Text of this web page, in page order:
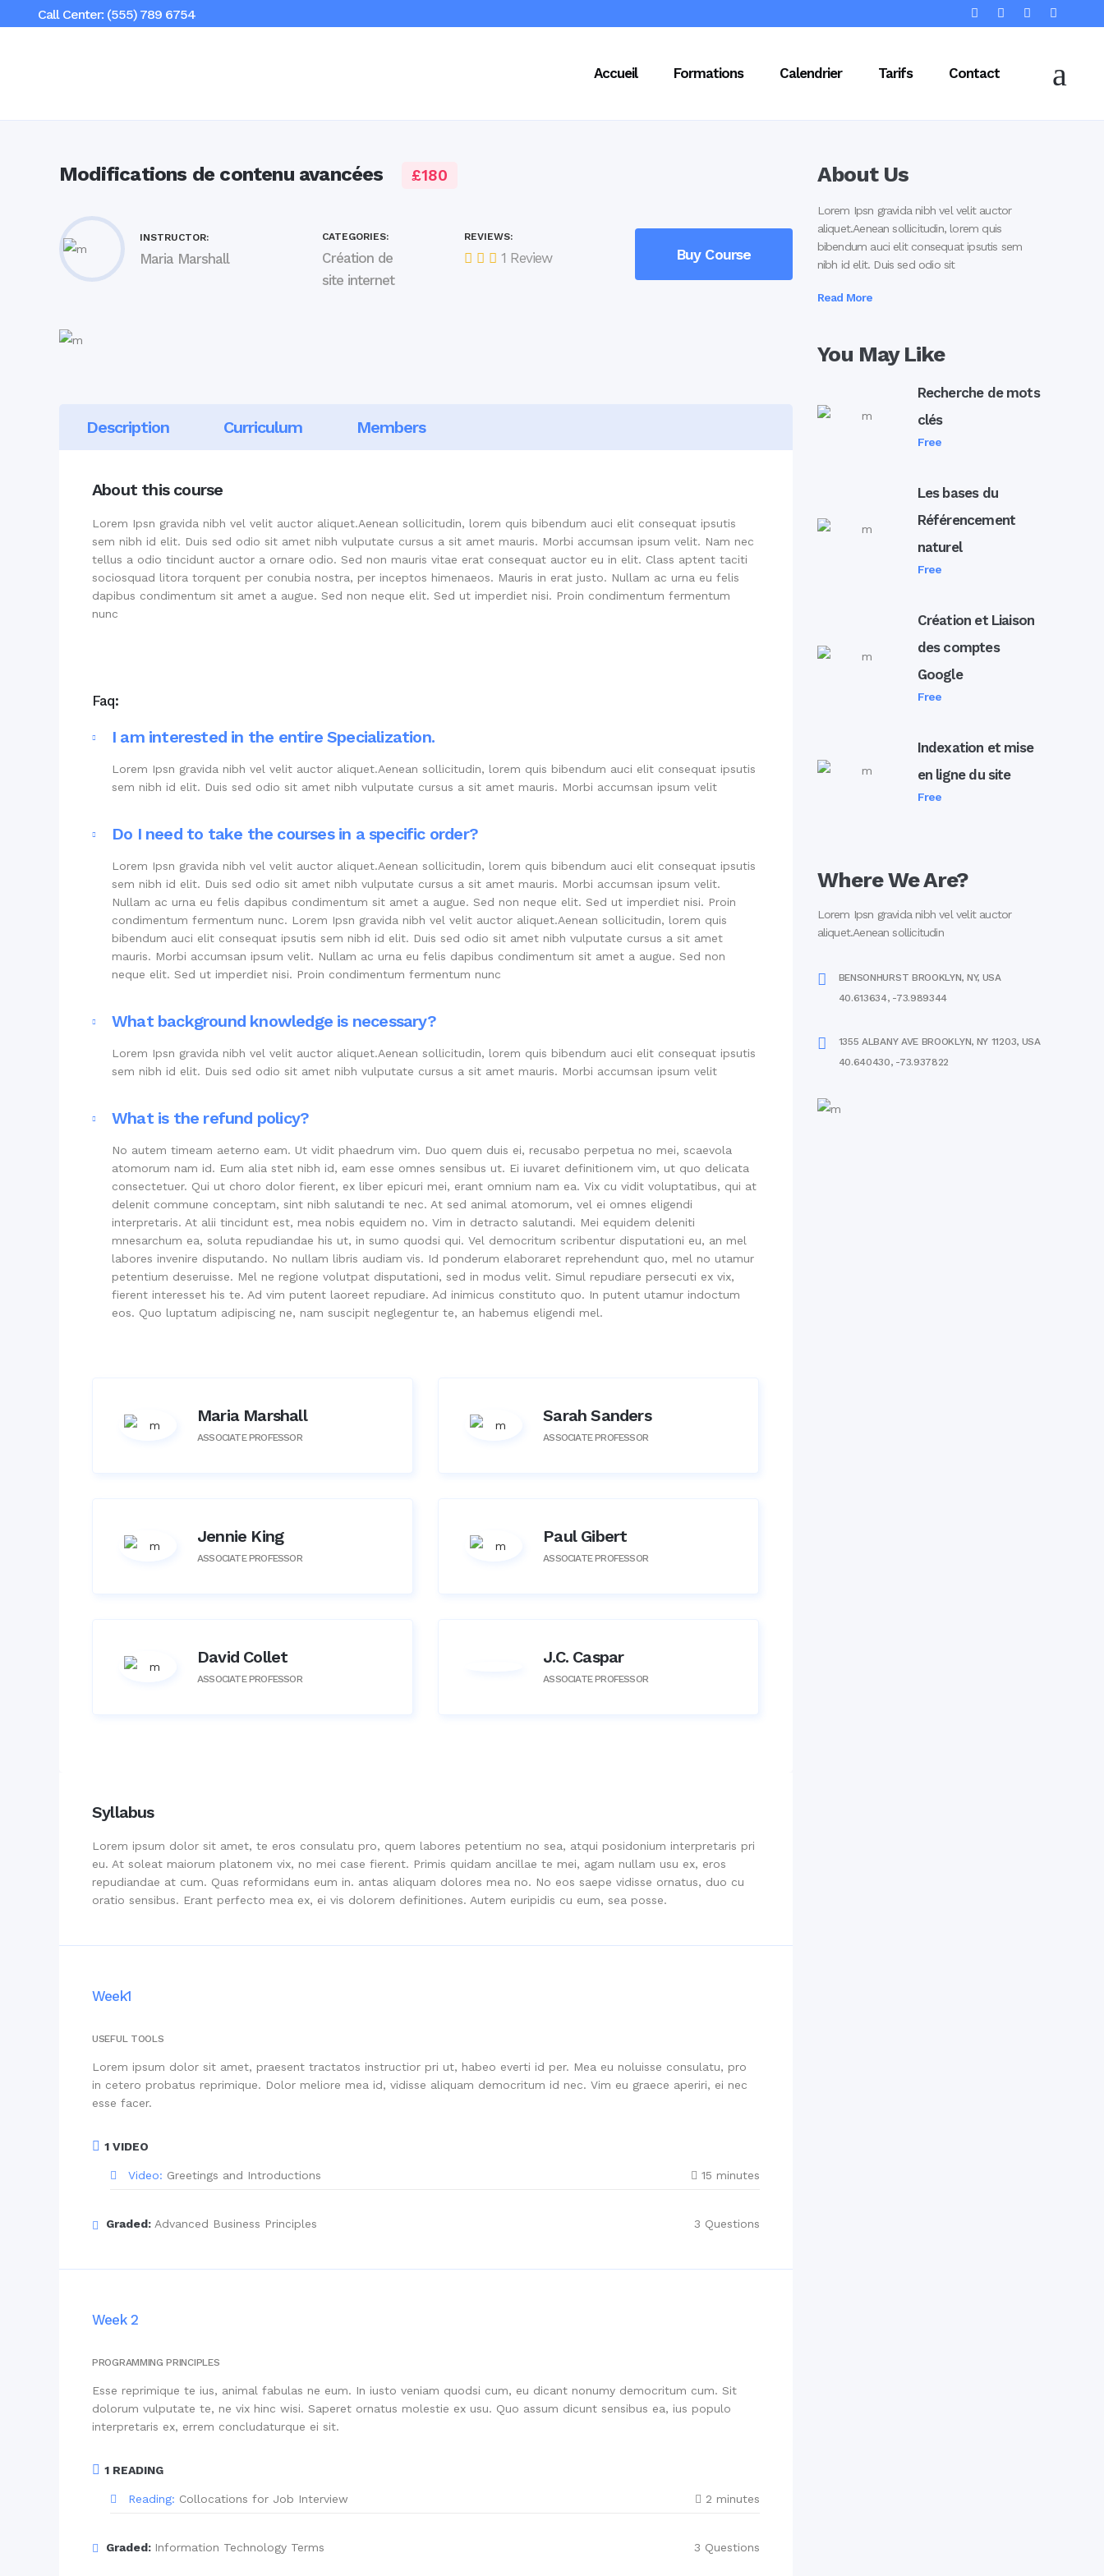
Call Center: (555) 789 6754
Accueil Formations Calendrier Tarifs Contact
Modifications de contenu avancées £180
INSTRUCTOR:
Maria Marshall
CATEGORIES:
Création de
site internet
REVIEWS:
1 Review Buy Course
Description Curriculum Members
About this course
Lorem Ipsn gravida nibh vel velit auctor aliquet.Aenean sollicitudin, lorem quis bibendum auci elit consequat ipsutis
sem nibh id elit. Duis sed odio sit amet nibh vulputate cursus a sit amet mauris. Morbi accumsan ipsum velit. Nam nec
tellus a odio tincidunt auctor a ornare odio. Sed non mauris vitae erat consequat auctor eu in elit. Class aptent taciti
sociosquad litora torquent per conubia nostra, per inceptos himenaeos. Mauris in erat justo. Nullam ac urna eu felis
dapibus condimentum sit amet a augue. Sed non neque elit. Sed ut imperdiet nisi. Proin condimentum fermentum
nunc
Faq:
I am interested in the entire Specialization.
Lorem Ipsn gravida nibh vel velit auctor aliquet.Aenean sollicitudin, lorem quis bibendum auci elit consequat ipsutis
sem nibh id elit. Duis sed odio sit amet nibh vulputate cursus a sit amet mauris. Morbi accumsan ipsum velit
Do I need to take the courses in a specific order?
Lorem Ipsn gravida nibh vel velit auctor aliquet.Aenean sollicitudin, lorem quis bibendum auci elit consequat ipsutis
sem nibh id elit. Duis sed odio sit amet nibh vulputate cursus a sit amet mauris. Morbi accumsan ipsum velit.
Nullam ac urna eu felis dapibus condimentum sit amet a augue. Sed non neque elit. Sed ut imperdiet nisi. Proin
condimentum fermentum nunc. Lorem Ipsn gravida nibh vel velit auctor aliquet.Aenean sollicitudin, lorem quis
bibendum auci elit consequat ipsutis sem nibh id elit. Duis sed odio sit amet nibh vulputate cursus a sit amet
mauris. Morbi accumsan ipsum velit. Nullam ac urna eu felis dapibus condimentum sit amet a augue. Sed non
neque elit. Sed ut imperdiet nisi. Proin condimentum fermentum nunc
What background knowledge is necessary?
Lorem Ipsn gravida nibh vel velit auctor aliquet.Aenean sollicitudin, lorem quis bibendum auci elit consequat ipsutis
sem nibh id elit. Duis sed odio sit amet nibh vulputate cursus a sit amet mauris. Morbi accumsan ipsum velit
What is the refund policy?
No autem timeam aeterno eam. Ut vidit phaedrum vim. Duo quem duis ei, recusabo perpetua no mei, scaevola
atomorum nam id. Eum alia stet nibh id, eam esse omnes sensibus ut. Ei iuvaret definitionem vim, ut quo delicata
consectetuer. Qui ut choro dolor fierent, ex liber epicuri mei, erant omnium nam ea. Vix cu vidit voluptatibus, qui at
delenit commune conceptam, sint nibh salutandi te nec. At sed animal atomorum, vel ei omnes eligendi
interpretaris. At alii tincidunt est, mea nobis equidem no. Vim in detracto salutandi. Mei equidem deleniti
mnesarchum ea, soluta repudiandae his ut, in sumo quodsi qui. Vel democritum scribentur disputationi eu, an mel
labores invenire disputando. No nullam libris audiam vis. Id ponderum elaboraret reprehendunt quo, mel no utamur
petentium deseruisse. Mel ne regione volutpat disputationi, sed in modus velit. Simul repudiare persecuti ex vix,
fierent interesset his te. Ad vim putent laoreet repudiare. Ad inimicus constituto quo. In putent utamur indoctum
eos. Quo luptatum adipiscing ne, nam suscipit neglegentur te, an habemus eligendi mel.
Maria Marshall
ASSOCIATE PROFESSOR
Sarah Sanders
ASSOCIATE PROFESSOR
Jennie King
ASSOCIATE PROFESSOR
Paul Gibert
ASSOCIATE PROFESSOR
David Collet
ASSOCIATE PROFESSOR
J.C. Caspar
ASSOCIATE PROFESSOR
Syllabus
Lorem ipsum dolor sit amet, te eros consulatu pro, quem labores petentium no sea, atqui posidonium interpretaris pri
eu. At soleat maiorum platonem vix, no mei case fierent. Primis quidam ancillae te mei, agam nullam usu ex, eros
repudiandae at cum. Quas reformidans eum in. antas aliquam dolores mea no. No eos saepe vidisse ornatus, duo cu
oratio sensibus. Erant perfecto mea ex, ei vis dolorem definitiones. Autem euripidis cu eum, sea posse.
Week1
USEFUL TOOLS
Lorem ipsum dolor sit amet, praesent tractatos instructior pri ut, habeo everti id per. Mea eu noluisse consulatu, pro
in cetero probatus reprimique. Dolor meliore mea id, vidisse aliquam democritum id nec. Vim eu graece aperiri, ei nec
esse facer.
1 VIDEO
Video: Greetings and Introductions 15 minutes
Graded: Advanced Business Principles 3 Questions
Week 2
PROGRAMMING PRINCIPLES
Esse reprimique te ius, animal fabulas ne eum. In iusto veniam quodsi cum, eu dicant nonumy democritum cum. Sit
dolorum vulputate te, ne vix hinc wisi. Saperet ornatus molestie ex usu. Quo assum dicunt sensibus ea, ius populo
interpretaris ex, errem concludaturque ei sit.
1 READING
Reading: Collocations for Job Interview 2 minutes
Graded: Information Technology Terms 3 Questions
About Us
Lorem Ipsn gravida nibh vel velit auctor
aliquet.Aenean sollicitudin, lorem quis
bibendum auci elit consequat ipsutis sem
nibh id elit. Duis sed odio sit
Read More
You May Like
Recherche de mots
clés
Free
Les bases du
Référencement
naturel
Free
Création et Liaison
des comptes
Google
Free
Indexation et mise
en ligne du site
Free
Where We Are?
Lorem Ipsn gravida nibh vel velit auctor
aliquet.Aenean sollicitudin
BENSONHURST BROOKLYN, NY, USA
40.613634, -73.989344
1355 ALBANY AVE BROOKLYN, NY 11203, USA
40.640430, -73.937822